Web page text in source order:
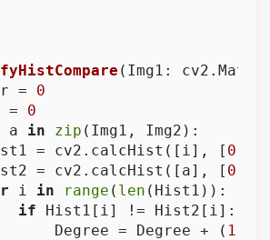
( Img1: cv2.Mat,
=
0
=
0
a in zip (Img1, Img2):
= cv2.calcHist([i], [
0
= cv2.calcHist([a], [
0
i in range ( len (Hist1)):
if Hist1[i] != Hist2[i]:
Degree = Degree + (
1